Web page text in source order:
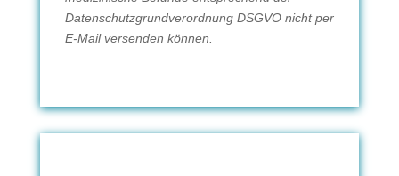
Datenschutzgrundverordnung DSGVO nicht per
E-Mail versenden können.